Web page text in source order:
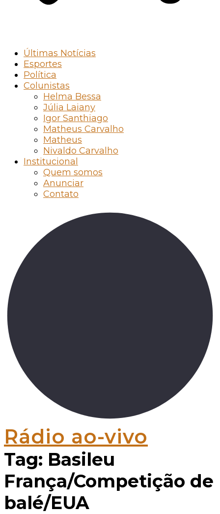
Últimas Notícias
Esportes
Política
Colunistas
Helma Bessa
Júlia Laiany
Igor Santhiago
Matheus Carvalho
Matheus
Nivaldo Carvalho
Institucional
Quem somos
Anunciar
Contato
Rádio ao-vivo
Tag: Basileu
França/Competição de
balé/EUA